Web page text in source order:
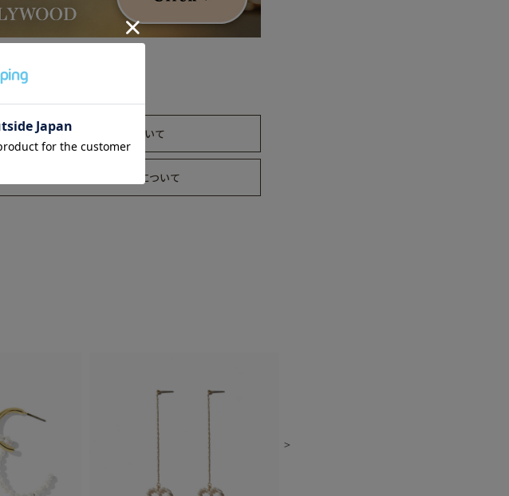
返品・交換について
ギフトラッピングについて